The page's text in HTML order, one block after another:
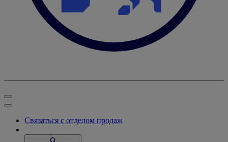
Связаться с отделом продаж